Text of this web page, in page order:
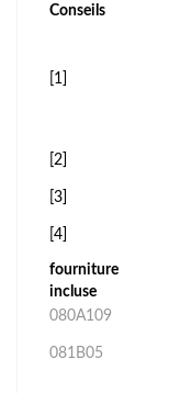
Conseils
[1]
[2]
[3]
[4]
fourniture
incluse
080A109
081B05